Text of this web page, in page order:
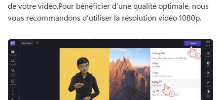
de votre vidéo.Pour bénéficier d’une qualité optimale, nous
vous recommandons d’utiliser la résolution vidéo 1080p.